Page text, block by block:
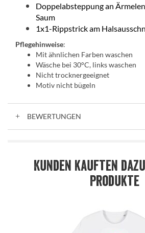
Doppelabsteppung an
Saum
1x1-Rippstrick am
Pflegehinweise:
Mit ähnlichen Farben waschen
Wäsche bei 30°C, links waschen
Nicht trocknergeeignet
Motiv nicht bügeln
BEWERTUNGEN
Kunden kauften
Produkte